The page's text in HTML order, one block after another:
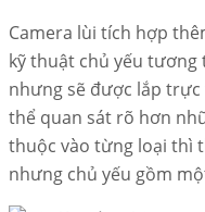
Camera lùi tích hợp
kỹ thuật chủ yếu
nhưng sẽ được lắp
thể quan sát rõ hơn
thuộc vào từng loại thì
nhưng chủ yếu gồm